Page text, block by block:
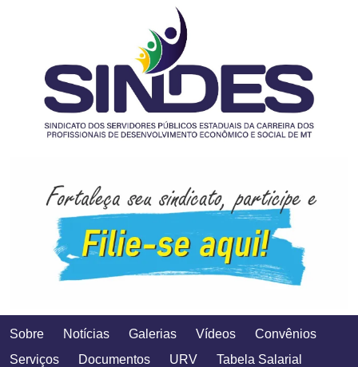
Sobre Notícias Galerias Vídeos
Convênios
Serviços
Documentos URV
Tabela Salarial